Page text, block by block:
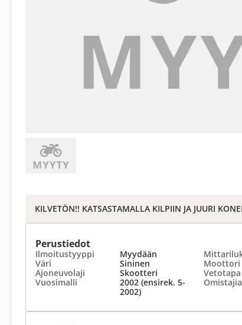
KILVETÖN!! KATSASTAMALLA KILPIIN JA JUURI
Perustiedot
Ilmoitustyyppi Myydään
Väri
Sininen Moottori
Ajoneuvolaji
Skootteri Vetotapa
Vuosimalli
2002 (ensirek. 5-
2002)
Omistajia